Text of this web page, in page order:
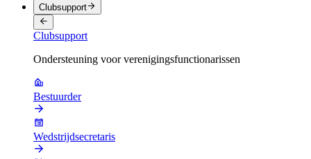
Clubsupport
Clubsupport
Ondersteuning voor verenigingsfunctionarissen
Bestuurder
Wedstrijdsecretaris